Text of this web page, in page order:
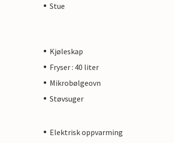
Stue
Kjøleskap
Fryser : 40 liter
Mikrobølgeovn
Støvsuger
Elektrisk oppvarming